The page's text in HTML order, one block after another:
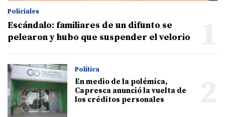
Policiales
Escándalo: familiares de un difunto se
pelearon y hubo que suspender el velorio
Política
En medio de la polémica,
Capresca anunció la vuelta de
los créditos personales